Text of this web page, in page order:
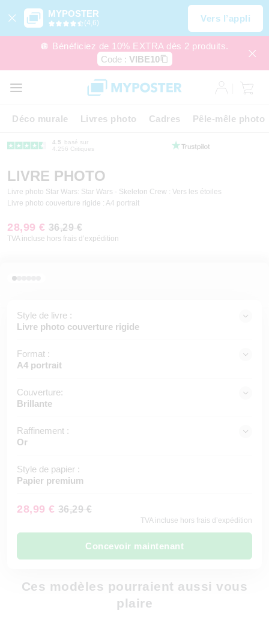
MYPOSTER
(4,6) Vers l’appli
🪩 Bénéficiez de 10% EXTRA dès 2 produits.
Code : VIBE10
Déco murale Livres photo Cadres Pêle-mêle photo
4.5
basé sur
4.256 Critiques
LIVRE PHOTO
Livre photo Star Wars: Star Wars - Skeleton Crew : Vers les étoiles
Livre photo couverture rigide : A4 portrait
28,99 € 36,29 €
TVA incluse hors frais d’expédition
Style de livre :
Livre photo couverture rigide
Format :
A4 portrait
Couverture:
Brillante
Raffinement :
Or
Style de papier :
Papier premium
28,99 € 36,29 €
TVA incluse hors frais d’expédition
Concevoir maintenant
Ces modèles pourraient aussi vous
plaire